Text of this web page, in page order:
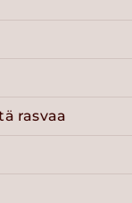
rasvaa